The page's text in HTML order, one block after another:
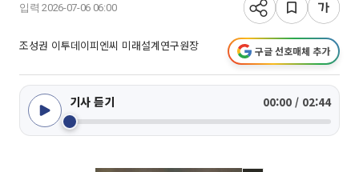
입력 2026-07-06 06:00
조성권 이투데이피엔씨 미래설계연구원장 구글 선호매체 추가
기사 듣기 00:00 / 02:44